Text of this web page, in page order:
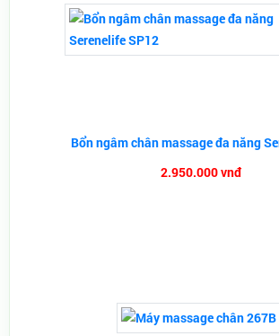
Bổn ngâm chân massage đa năng
2.950.000 vnđ